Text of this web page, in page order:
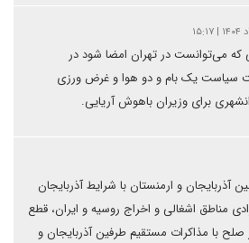
می‌توانست در تهران امضا شود در
سیاست یک بام و دو هوا و غرض ورزی
برای وزیران باهوش آریایی.
آذربایجان و ارمنستان با شرایط آذربایجان
مناطق اشغالی و اخراج روسیه و ایران، قطع
صلح با مذاکرات مستقیم طرفین آذربایجان و